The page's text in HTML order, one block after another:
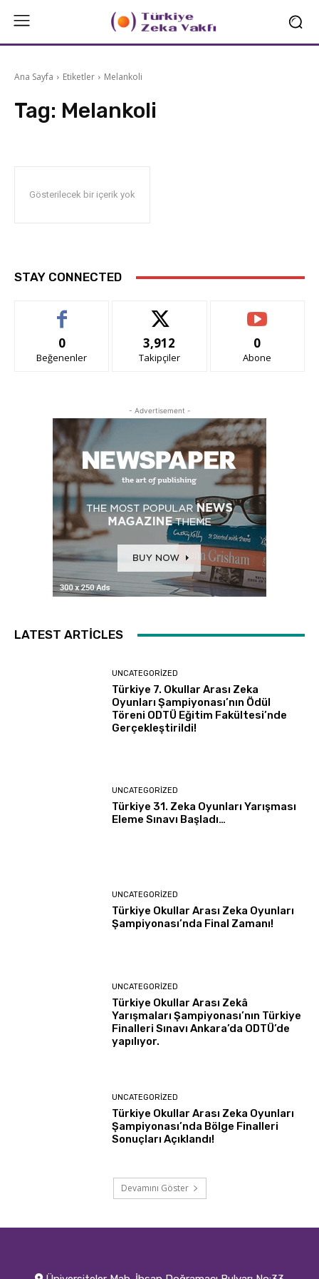
Ana Sayfa Etiketler Melankoli
Tag: Melankoli
Gösterilecek bir içerik yok
STAY CONNECTED
0
Beğenenler
3,912
Takipçiler
0
Abone
- Advertisement -
LATEST ARTICLES
UNCATEGORIZED
Türkiye 7. Okullar Arası Zeka
Oyunları Şampiyonası’nın Ödül
Töreni ODTÜ Eğitim Fakültesi’nde
Gerçekleştirildi!
UNCATEGORIZED
Türkiye 31. Zeka Oyunları Yarışması
Eleme Sınavı Başladı…
UNCATEGORIZED
Türkiye Okullar Arası Zeka Oyunları
Şampiyonası’nda Final Zamanı!
UNCATEGORIZED
Türkiye Okullar Arası Zekâ
Yarışmaları Şampiyonası’nın Türkiye
Finalleri Sınavı Ankara’da ODTÜ’de
yapılıyor.
UNCATEGORIZED
Türkiye Okullar Arası Zeka Oyunları
Şampiyonası’nda Bölge Finalleri
Sonuçları Açıklandı!
Devamını Göster